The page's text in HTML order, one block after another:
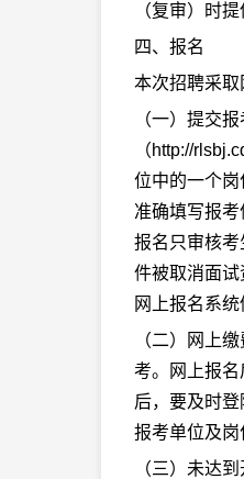
（复审）时提
四、报名
本次招聘采取
（一）提交
（http://
位中的一个岗
准确填写报
报名只审核
件被取消面
网上报名系
（二）网上
考。网上报
后，要及时
报考单位及岗
（三）未达